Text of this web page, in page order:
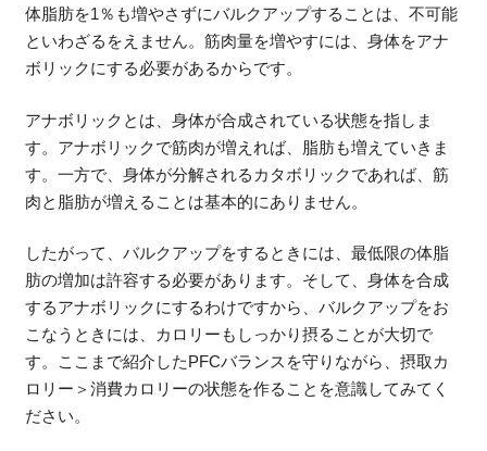
体脂肪を1％も増やさずにバルクアップすることは、不可能
といわざるをえません。筋肉量を増やすには、身体をアナ
ボリックにする必要があるからです。
アナボリックとは、身体が合成されている状態を指しま
す。アナボリックで筋肉が増えれば、脂肪も増えていきま
す。一方で、身体が分解されるカタボリックであれば、筋
肉と脂肪が増えることは基本的にありません。
したがって、バルクアップをするときには、最低限の体脂
肪の増加は許容する必要があります。そして、身体を合成
するアナボリックにするわけですから、バルクアップをお
こなうときには、カロリーもしっかり摂ることが大切で
す。ここまで紹介したPFCバランスを守りながら、摂取カ
ロリー＞消費カロリーの状態を作ることを意識してみてく
ださい。